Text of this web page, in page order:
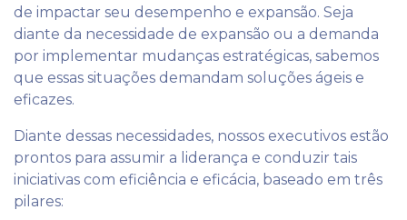
de impactar seu desempenho e expansão. Seja
diante da necessidade de expansão ou a demanda
por implementar mudanças estratégicas, sabemos
que essas situações demandam soluções ágeis e
eficazes.
Diante dessas necessidades, nossos executivos estão
prontos para assumir a liderança e conduzir tais
iniciativas com eficiência e eficácia, baseado em três
pilares: